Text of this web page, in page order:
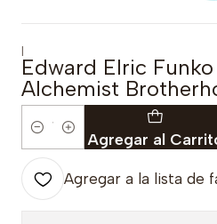
|
Edward Elric
Alchemist
Cantidad Agregar al
Agregar a la lista de